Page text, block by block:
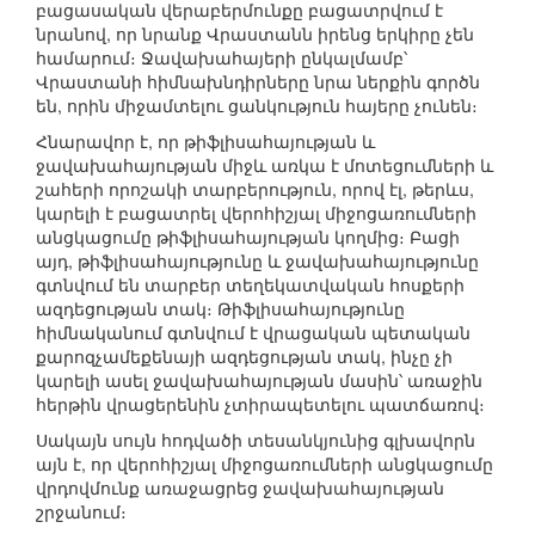
բացասական վերաբերմունքը բացատրվում է
նրանով, որ նրանք Վրաստանն իրենց երկիրը չեն
համարում։ Ջավախահայերի ընկալմամբ՝
Վրաստանի հիմնախնդիրները նրա ներքին գործն
են, որին միջամտելու ցանկություն հայերը չունեն։
Հնարավոր է, որ թիֆլիսահայության և
ջավախահայության միջև առկա է մոտեցումների և
շահերի որոշակի տարբերություն, որով էլ, թերևս,
կարելի է բացատրել վերոհիշյալ միջոցառումների
անցկացումը թիֆլիսահայության կողմից։ Բացի
այդ, թիֆլիսահայությունը և ջավախահայությունը
գտնվում են տարբեր տեղեկատվական հոսքերի
ազդեցության տակ։ Թիֆլիսահայությունը
հիմնականում գտնվում է վրացական պետական
քարոզչամեքենայի ազդեցության տակ, ինչը չի
կարելի ասել ջավախահայության մասին՝ առաջին
հերթին վրացերենին չտիրապետելու պատճառով։
Սակայն սույն հոդվածի տեսանկյունից գլխավորն
այն է, որ վերոհիշյալ միջոցառումների անցկացումը
վրդովմունք առաջացրեց ջավախահայության
շրջանում։